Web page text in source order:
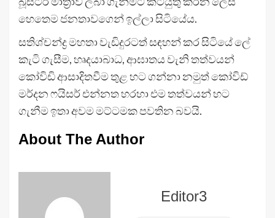
හෙතෙම ජනතාවගෙන් ඉල්ලා සිටියේය.
සතිශ්චන්ද්‍ර මහතා වැඩිදුරටත් සඳහන් කර සිටියේ ලේ
කැටි ගැසීම, හෘදයාබාධ, ආඝාතය වැනි තත්වයන්
කෝවිඩි ආසාදිතවීම තුළ හට ගන්නා නමුත් කෝවිඩ්
මර්දන ෆයිසර් එන්නත හරහා එම තත්වයන් හට
ගැනීම ඉතා අවම මට්ටමක පවතින බවයි.
About The Author
Editor3